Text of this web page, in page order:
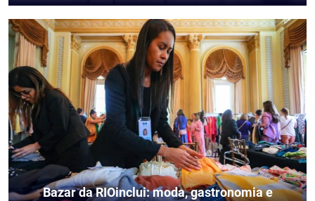
Bazar da RIOinclui: moda, gastronomia e